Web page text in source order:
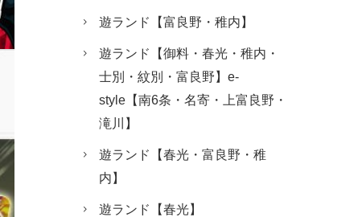
遊ランド【富良野・稚内】
遊ランド【御料・春光・稚内・
士別・紋別・富良野】e-
style【南6条・名寄・上富良野・
滝川】
遊ランド【春光・富良野・稚
内】
遊ランド【春光】